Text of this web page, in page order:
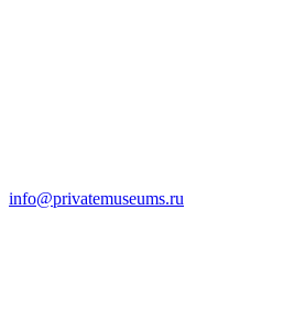
info@privatemuseums.ru